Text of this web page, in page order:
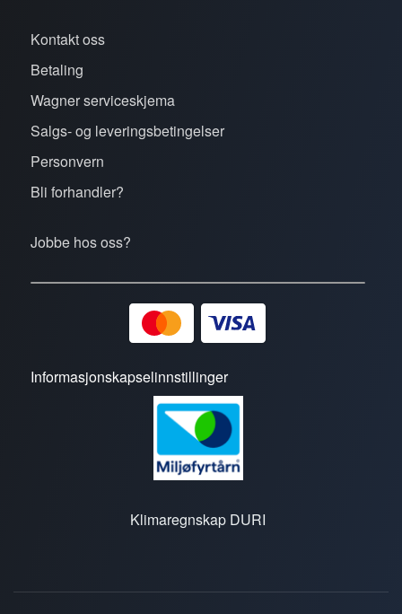
Kontakt oss
Betaling
Wagner serviceskjema
Salgs- og leveringsbetingelser
Personvern
Bli forhandler?
Jobbe hos oss?
Informasjonskapselinnstillinger
Klimaregnskap DURI